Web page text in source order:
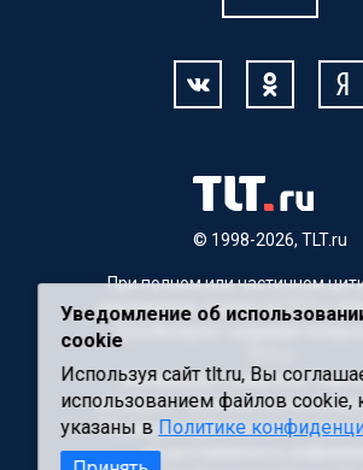
© 1998-2026, TLT.ru
При полном или частичном
материалов, ссылка на TLT.ru
Для Интернет-изданий
Материалы с пометкой
материал" публикуются на
Редакция сайта не несет
за достоверность
Уведомление об
cookie
Используя сайт tlt.ru, Вы
использованием файлов cookie,
указаны в Политике